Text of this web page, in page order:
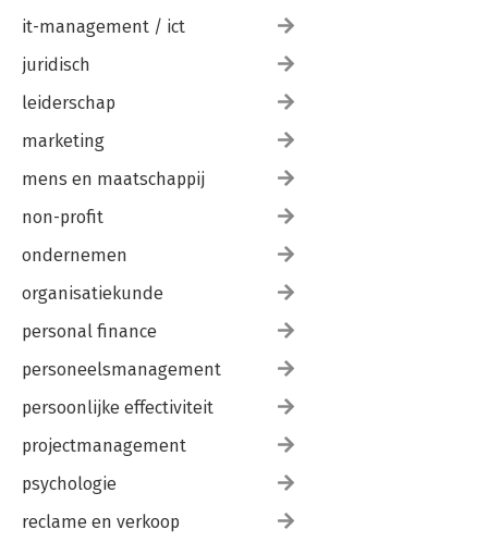
it-management / ict
juridisch
leiderschap
marketing
mens en maatschappij
non-profit
ondernemen
organisatiekunde
personal finance
personeelsmanagement
persoonlijke effectiviteit
projectmanagement
psychologie
reclame en verkoop